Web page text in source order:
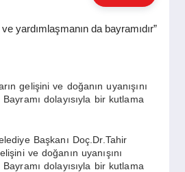
gelişini ve doğanın uyanışını
dolayısıyla bir kutlama
Başkanı Doç.Dr.Tahir
ve doğanın uyanışını
dolayısıyla bir kutlama